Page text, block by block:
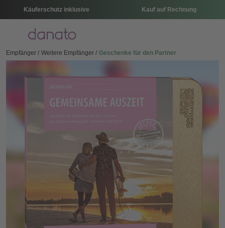
Käuferschutz inklusive Kauf auf Rechnung
Menü
Empfänger Weitere Empfänger Geschenke für den Partner